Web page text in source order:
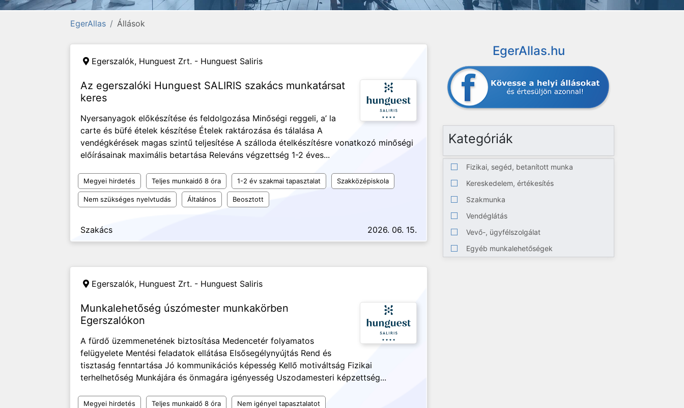
EgerAllas Állások
Egerszalók, Hunguest Zrt. - Hunguest Saliris
Az egerszalóki Hunguest SALIRIS szakács munkatársat
keres
Nyersanyagok előkészítése és feldolgozása Minőségi reggeli, a’ la
carte és büfé ételek készítése Ételek raktározása és tálalása A
vendégkérések magas szintű teljesítése A szálloda ételkészítésre vonatkozó minőségi
előírásainak maximális betartása Releváns végzettség 1-2 éves...
Megyei hirdetés Teljes munkaidő 8 óra 1-2 év szakmai tapasztalat Szakközépiskola
Nem szükséges nyelvtudás Általános Beosztott
Szakács 2026. 06. 15.
Egerszalók, Hunguest Zrt. - Hunguest Saliris
Munkalehetőség úszómester munkakörben
Egerszalókon
A fürdő üzemmenetének biztosítása Medencetér folyamatos
felügyelete Mentési feladatok ellátása Elsősegélynyújtás Rend és
tisztaság fenntartása Jó kommunikációs képesség Kellő motiváltság Fizikai
terhelhetőség Munkájára és önmagára igényesség Uszodamesteri képzettség...
Megyei hirdetés Teljes munkaidő 8 óra Nem igényel tapasztalatot
EgerAllas.hu
Kategóriák
Fizikai, segéd, betanított munka
Kereskedelem, értékesítés
Szakmunka
Vendéglátás
Vevő-, ügyfélszolgálat
Egyéb munkalehetőségek